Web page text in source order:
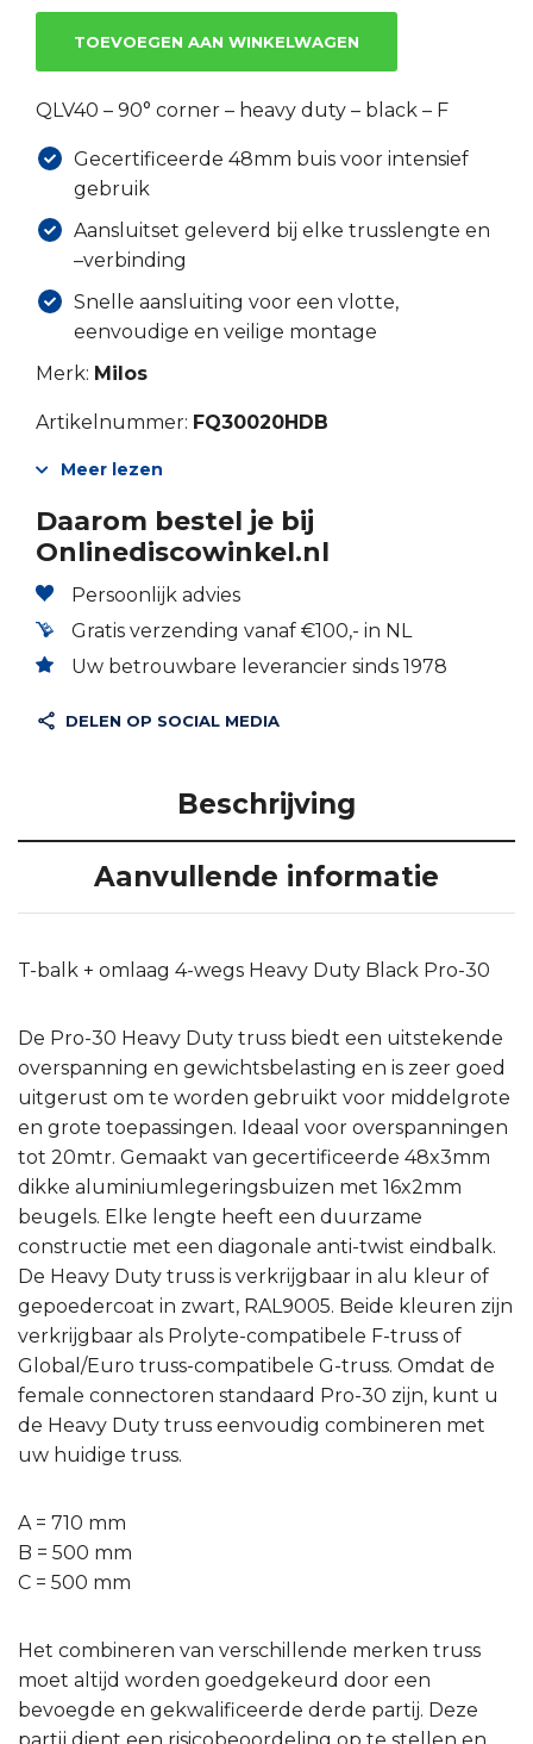
TOEVOEGEN AAN WINKELWAGEN
QLV40 – 90° corner – heavy duty – black – F
Gecertificeerde 48mm buis voor intensief
gebruik
Aansluitset geleverd bij elke trusslengte en
–verbinding
Snelle aansluiting voor een vlotte,
eenvoudige en veilige montage
Merk: Milos
Artikelnummer: FQ30020HDB
Meer lezen
Daarom bestel je bij
Onlinediscowinkel.nl
Persoonlijk advies
Gratis verzending vanaf €100,- in NL
Uw betrouwbare leverancier sinds 1978
DELEN OP SOCIAL MEDIA
Beschrijving
Aanvullende informatie
T-balk + omlaag 4-wegs Heavy Duty Black Pro-30
De Pro-30 Heavy Duty truss biedt een uitstekende
overspanning en gewichtsbelasting en is zeer goed
uitgerust om te worden gebruikt voor middelgrote
en grote toepassingen. Ideaal voor overspanningen
tot 20mtr. Gemaakt van gecertificeerde 48x3mm
dikke aluminiumlegeringsbuizen met 16x2mm
beugels. Elke lengte heeft een duurzame
constructie met een diagonale anti-twist eindbalk.
De Heavy Duty truss is verkrijgbaar in alu kleur of
gepoedercoat in zwart, RAL9005. Beide kleuren zijn
verkrijgbaar als Prolyte-compatibele F-truss of
Global/Euro truss-compatibele G-truss. Omdat de
female connectoren standaard Pro-30 zijn, kunt u
de Heavy Duty truss eenvoudig combineren met
uw huidige truss.
A = 710 mm
B = 500 mm
C = 500 mm
Het combineren van verschillende merken truss
moet altijd worden goedgekeurd door een
bevoegde en gekwalificeerde derde partij. Deze